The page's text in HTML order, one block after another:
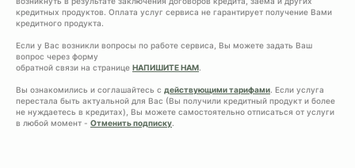
кредитных продуктов. Оплата услуг сервиса не гарантирует получение Вами
кредитного продукта.
Если у Вас возникли вопросы по работе сервиса, Вы можете задать Ваш
вопрос через форму
обратной связи на странице НАПИШИТЕ НАМ.
Вы ознакомились и соглашайтесь с действующими тарифами. Если услуга
перестала быть актуальной для Вас (Вы получили кредитный продукт и более
не нуждаетесь в кредитах), Вы можете самостоятельно отписаться от услуги
в любой момент - Отменить подписку.